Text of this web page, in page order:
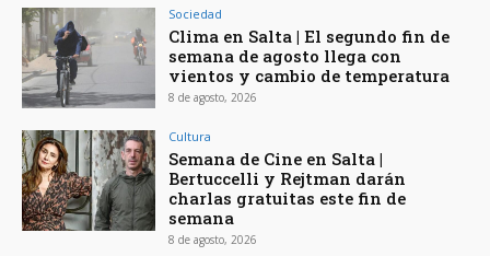
Sociedad
Clima en Salta | El segundo fin de
semana de agosto llega con
vientos y cambio de temperatura
8 de agosto, 2026
Cultura
Semana de Cine en Salta |
Bertuccelli y Rejtman darán
charlas gratuitas este fin de
semana
8 de agosto, 2026